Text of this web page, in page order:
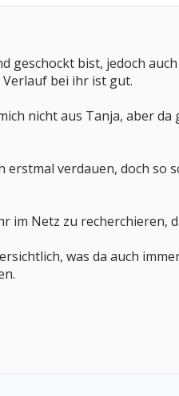
geschockt bist, jedoch
bei ihr ist gut.
nicht aus Tanja, aber
verdauen, doch so
im Netz zu recherchieren,
was da auch